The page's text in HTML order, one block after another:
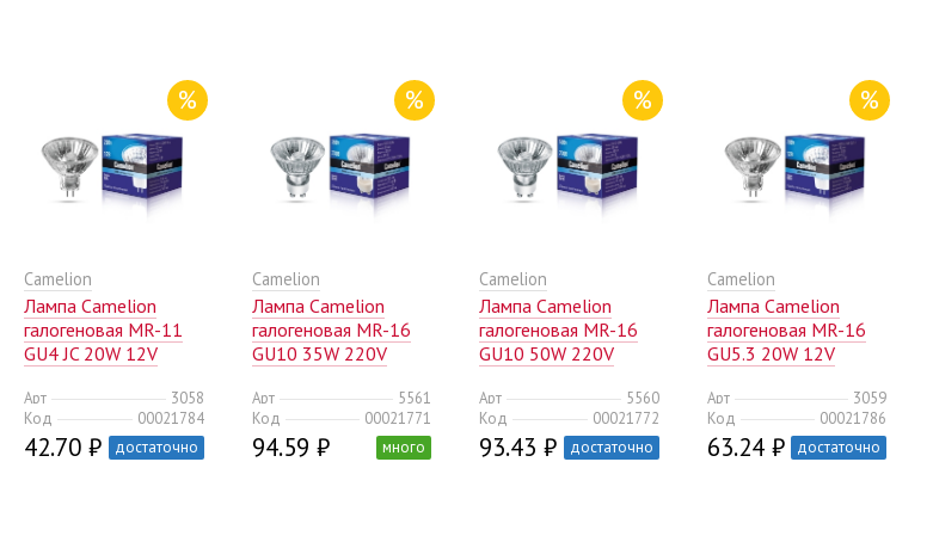
%
Camelion
Лампа Camelion
галогеновая MR-11
GU4 JC 20W 12V
Арт
3058
Код
00021784
42.70 ₽ достаточно
%
Camelion
Лампа Camelion
галогеновая MR-16
GU10 35W 220V
Арт
5561
Код
00021771
94.59 ₽ много
%
Camelion
Лампа Camelion
галогеновая MR-16
GU10 50W 220V
Арт
5560
Код
00021772
93.43 ₽ достаточно
%
Camelion
Лампа Camelion
галогеновая MR-16
GU5.3 20W 12V
Арт
3059
Код
00021786
63.24 ₽ достаточно